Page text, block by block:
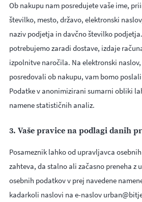
Ob nakupu nam posredujete vaše ime,
številko, mesto, državo, elektronski
naziv podjetja in davčno številko
potrebujemo zaradi dostave, izdaje
izpolnitve naročila. Na elektronski
posredovali ob nakupu, vam bomo
Podatke v anonimizirani sumarni obliki
namene statističnih analiz.
3. Vaše pravice na podlagi danih
Posameznik lahko od upravljavca
zahteva, da stalno ali začasno preneha z
osebnih podatkov v prej navedene
kadarkoli naslovi na e-naslov